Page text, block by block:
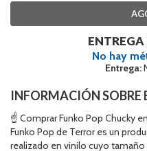
No hay
Entrega:
INFORMACIÓN SOBRE
☝ Comprar Funko Pop Chucky
Funko Pop de Terror es un
realizado en vinilo cuyo